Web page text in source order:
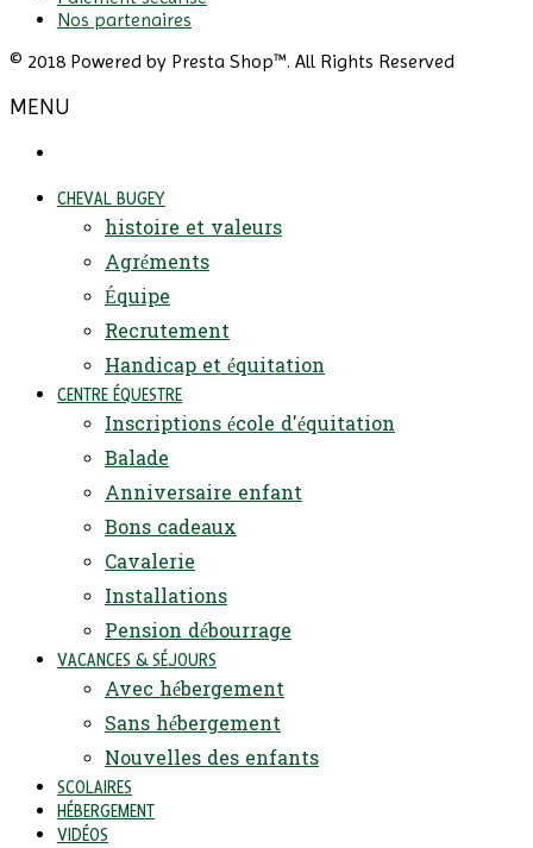
Nos partenaires
© 2018 Powered by Presta Shop™. All Rights Reserved
MENU
CHEVAL BUGEY
histoire et valeurs
Agréments
Équipe
Recrutement
Handicap et équitation
CENTRE ÉQUESTRE
Inscriptions école d'équitation
Balade
Anniversaire enfant
Bons cadeaux
Cavalerie
Installations
Pension débourrage
VACANCES & SÉJOURS
Avec hébergement
Sans hébergement
Nouvelles des enfants
SCOLAIRES
HÉBERGEMENT
VIDÉOS